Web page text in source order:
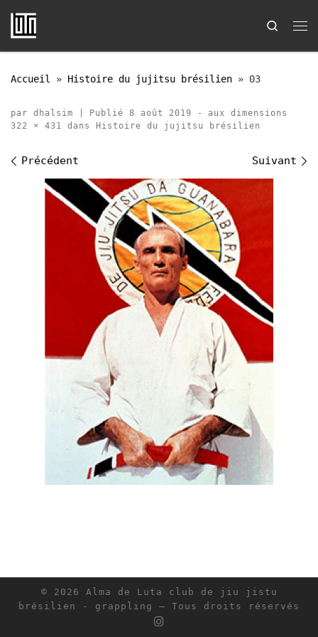
Passer au contenu
Search
Accueil » Histoire du jujitsu brésilien » 03
par dhalsim Publié8 août 2019 -
aux dimensions
322 × 431
dans Histoire du jujitsu brésilien
Navigation des images
Précédent Suivant
© 2026 Alma de Luta club de jiu jistu
brésilien - grappling
– Tous droits réservés